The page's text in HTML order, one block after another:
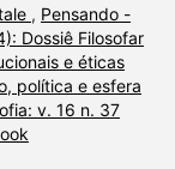
, Pensando -
Dossiê Filosofar
e éticas
política e esfera
v. 16 n. 37